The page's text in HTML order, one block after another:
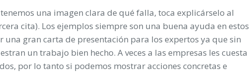
una imagen clara de qué falla, toca explicárselo al
cita). Los ejemplos siempre son una buena ayuda en estos
una gran carta de presentación para los expertos ya que sin
un trabajo bien hecho. A veces a las empresas les cuesta
por lo tanto si podemos mostrar acciones concretas e